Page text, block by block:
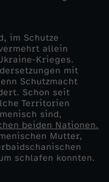
im Schutze
allein
Krieges.
mit
Schutzmacht
Schon seit
Territorien
sind,
beiden Nationen.
Mutter,
schlafen konnten.